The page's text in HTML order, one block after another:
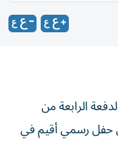
الرابعة من
في حفل رسمي أقيم في